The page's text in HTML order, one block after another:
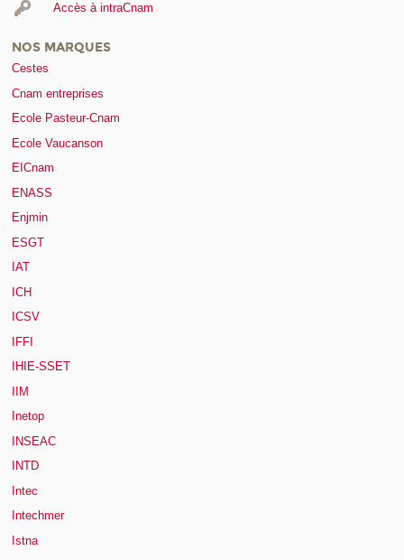
Accès à intraCnam
NOS MARQUES
Cestes
Cnam entreprises
Ecole Pasteur-Cnam
Ecole Vaucanson
EICnam
ENASS
Enjmin
ESGT
IAT
ICH
ICSV
IFFI
IHIE-SSET
IIM
Inetop
INSEAC
INTD
Intec
Intechmer
Istna